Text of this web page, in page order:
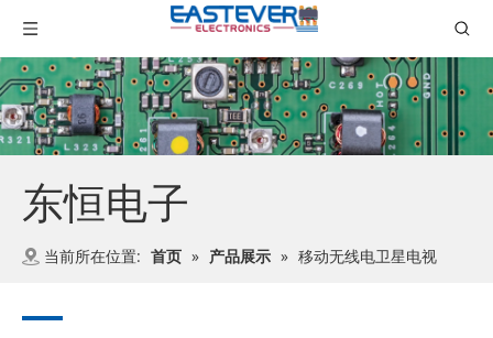
东恒电子
当前所在位置: 首页 » 产品展示 » 移动无线电卫星电视